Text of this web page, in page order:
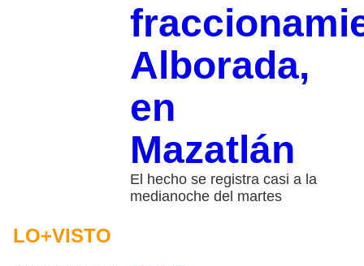
Alborada,
en
Mazatlán
El hecho se registra casi a la
medianoche del martes
LO+VISTO